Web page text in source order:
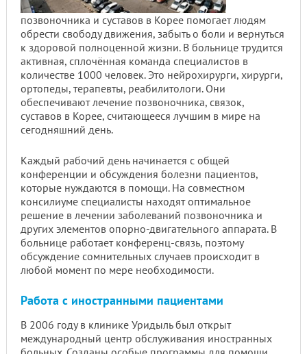
позвоночника и суставов в Корее помогает людям
обрести свободу движения, забыть о боли и вернуться
к здоровой полноценной жизни. В больнице трудится
активная, сплочённая команда специалистов в
количестве 1000 человек. Это нейрохирурги, хирурги,
ортопеды, терапевты, реабилитологи. Они
обеспечивают лечение позвоночника, связок,
суставов в Корее, считающееся лучшим в мире на
сегодняшний день.
Каждый рабочий день начинается с общей
конференции и обсуждения болезни пациентов,
которые нуждаются в помощи. На совместном
консилиуме специалисты находят оптимальное
решение в лечении заболеваний позвоночника и
других элементов опорно-двигательного аппарата. В
больнице работает конференц-связь, поэтому
обсуждение сомнительных случаев происходит в
любой момент по мере необходимости.
Работа с иностранными пациентами
В 2006 году в клинике Уридыль был открыт
международный центр обслуживания иностранных